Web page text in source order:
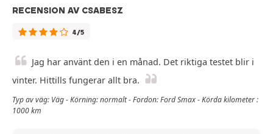
RECENSION AV CSABESZ
4/5
Jag har använt den i en månad. Det riktiga testet blir i
vinter. Hittills fungerar allt bra.
Typ av väg: Väg - Körning: normalt - Fordon: Ford Smax - Körda kilometer :
1000 km